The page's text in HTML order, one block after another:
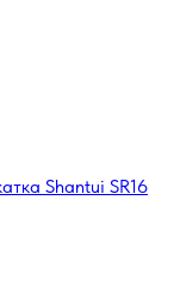
Shantui SR16